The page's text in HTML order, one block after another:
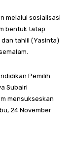
melalui sosialisasi
bentuk tatap
tahlil (Yasinta)
Pemilih
Subairi
mensukseskan
24 November